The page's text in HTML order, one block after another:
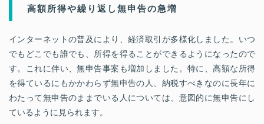
高額所得や繰り返し無申告の急増
インターネットの普及により、経済取引が多様化しました。いつ
でもどこでも誰でも、所得を得ることができるようになったので
す。これに伴い、無申告事案も増加しました。特に、高額な所得
を得ているにもかかわらず無申告の人、納税すべきなのに長年に
わたって無申告のままでいる人については、意図的に無申告にし
ているように見られます。